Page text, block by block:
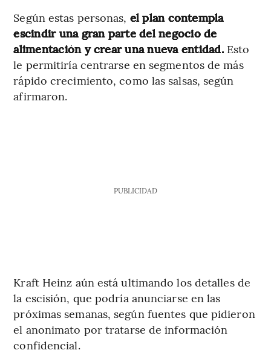
Según estas personas, el plan contempla
escindir una gran parte del negocio de
alimentación y crear una nueva entidad.Esto
le permitiría centrarse en segmentos de más
rápido crecimiento, como las salsas, según
afirmaron.
PUBLICIDAD
Kraft Heinz aún está ultimando los detalles de
la escisión, que podría anunciarse en las
próximas semanas, según fuentes que pidieron
el anonimato por tratarse de información
confidencial.